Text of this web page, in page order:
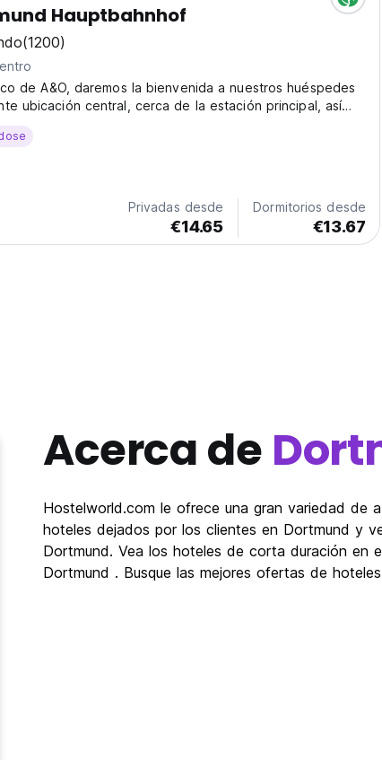
Hauptbahnhof
(1200)
de A&O, daremos la bienvenida a nuestros huéspedes
ubicación central, cerca de la estación principal, así
área comercial peatonal. Sin duda, esta ubicación
Privadas desde
€14.65
Dormitorios desde
€13.67
Acerca de
Hostelworld.com le ofrece una gran variedad de
hoteles dejados por los clientes en Dortmund y
Dortmund. Vea los hoteles de corta duración en
Dortmund . Busque las mejores ofertas de